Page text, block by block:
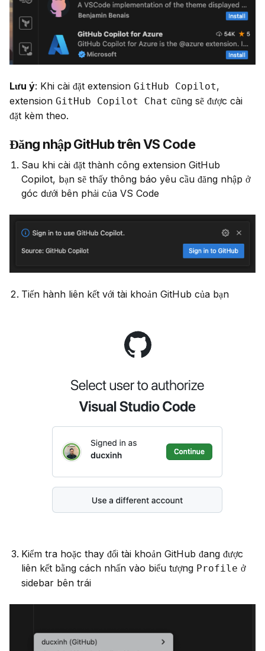
Lưu ý: Khi cài đặt extension GitHub Copilot,
extension GitHub Copilot Chat cũng sẽ được cài
đặt kèm theo.
Đăng nhập GitHub trên VS Code
Sau khi cài đặt thành công extension GitHub
Copilot, bạn sẽ thấy thông báo yêu cầu đăng nhập ở
góc dưới bên phải của VS Code
Tiến hành liên kết với tài khoản GitHub của bạn
Kiểm tra hoặc thay đổi tài khoản GitHub đang được
liên kết bằng cách nhấn vào biểu tượng Profile ở
sidebar bên trái